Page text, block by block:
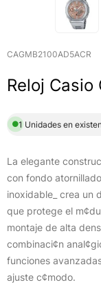
CAGMB2100AD5ACR
Reloj Casio
1 Unidades en
La elegante
con fondo
inoxidable_ crea un
que protege el
montaje de alta
combinaci¢n
funciones
ajuste c¢modo.